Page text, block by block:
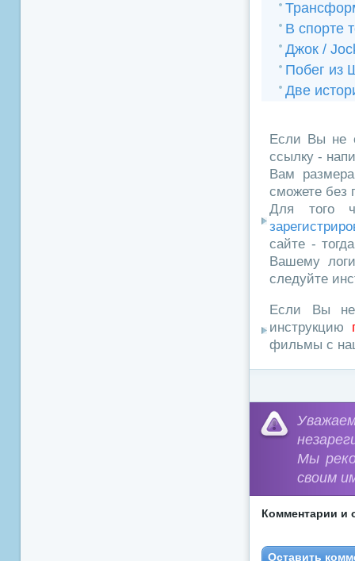
В спорте
Джок /
Побег из
Две
Если Вы не
ссылку -
Вам
сможете без
Для того
сайте -
Вашему
следуйте
Если Вы не
инструкцию
фильмы с
Мы
своим
Комментарии и
Оставить